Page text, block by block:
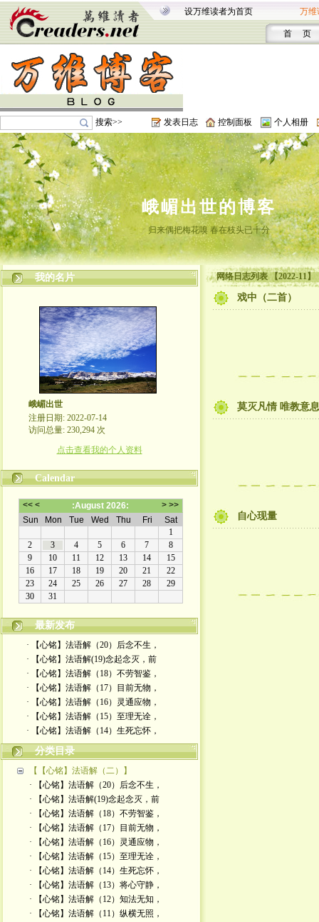
设万维读者为首页 万维
首 页
搜索>> 发表日志 控制面板 个人相册
峨嵋出世的博客
归来偶把梅花嗅 春在枝头已十分
我的名片
峨嵋出世
注册日期: 2022-07-14
访问总量: 230,294 次
点击查看我的个人资料
Calendar
最新发布
· 【心铭】法语解（20）后念不生，
· 【心铭】法语解(19)念起念灭，前
· 【心铭】法语解（18）不劳智鉴，
· 【心铭】法语解（17）目前无物，
· 【心铭】法语解（16）灵通应物，
· 【心铭】法语解（15）至理无诠，
· 【心铭】法语解（14）生死忘怀，
分类目录
【【心铭】法语解（二）】
· 【心铭】法语解（20）后念不生，
· 【心铭】法语解(19)念起念灭，前
· 【心铭】法语解（18）不劳智鉴，
· 【心铭】法语解（17）目前无物，
· 【心铭】法语解（16）灵通应物，
· 【心铭】法语解（15）至理无诠，
· 【心铭】法语解（14）生死忘怀，
· 【心铭】法语解（13）将心守静，
· 【心铭】法语解（12）知法无知，
· 【心铭】法语解（11）纵横无照，
网络日志列表 【2022-11】
戏中（二首）
莫灭凡情 唯教意息
自心现量